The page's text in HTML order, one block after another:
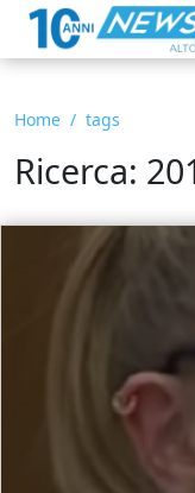
Home tags
Ricerca: